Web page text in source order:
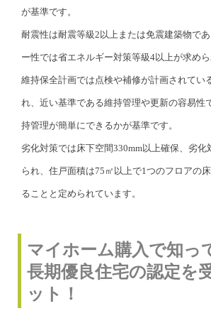
が基準です。
耐震性は耐震等級2以上または免震建築物で
ー性では省エネルギー対策等級4以上が求めら
維持保全計画では点検や補修が計画されてい
れ、近い基準である維持管理や更新の容易性
持管理が簡単にできるかが基準です。
劣化対策では床下空間330mm以上確保、劣化
られ、住戸面積は75㎡以上で1つのフロアの
ることと定められています。
マイホーム購入で知っ
長期優良住宅の認定を
ット！